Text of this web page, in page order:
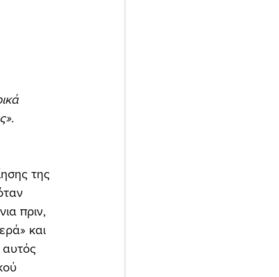
της
πριν,
και
αυτός